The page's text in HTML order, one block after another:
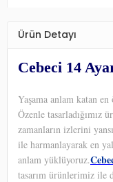
Ürün Detayı
Cebeci 14
Yaşama anlam katan
Özenle tasarladığımız
zamanların izlerini
ile harmanlayarak en
anlam yüklüyoruz.
tasarım ürünlerimiz ile